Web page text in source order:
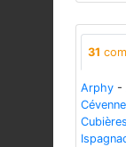
31
Arphy -
Cubières